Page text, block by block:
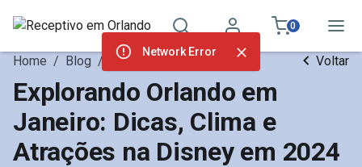
0
Home / Blog / Atrações Orlando Voltar
Explorando Orlando em
Janeiro: Dicas, Clima e
Atrações na Disney em 2024
Network Error